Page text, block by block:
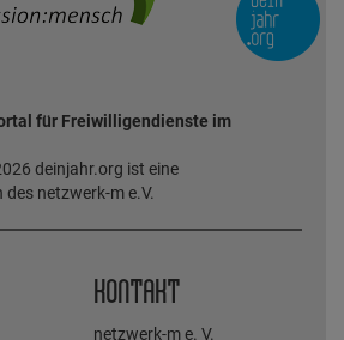
für Freiwilligendienste im
deinjahr.org ist eine
netzwerk-m e.V.
KONTAKT
netzwerk-m e. V.